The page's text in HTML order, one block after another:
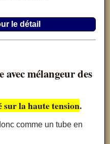
le détail
mélangeur des
la haute tension.
comme un tube en